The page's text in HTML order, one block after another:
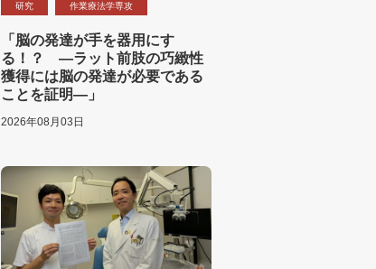
研究 作業療法学専攻
「脳の発達が手を器用にす
る！？ ―ラット前肢の巧緻性
獲得には脳の発達が必要である
ことを証明―」
2026年08月03日